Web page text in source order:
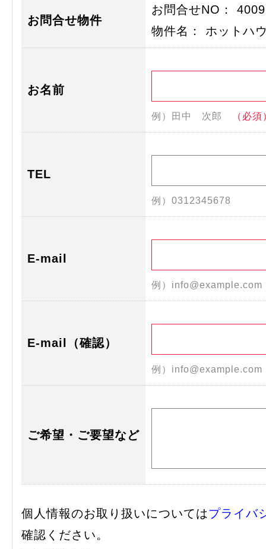
お問合せ物件
お問合せNO：
物件名： ホットハ
お名前
例）田中 次郎 （必須
TEL
例）0312345678
E-mail
例）
E-mail（確認）
例）
ご希望・ご要望など
個人情報のお取り扱いについてはプライバ
確認ください。